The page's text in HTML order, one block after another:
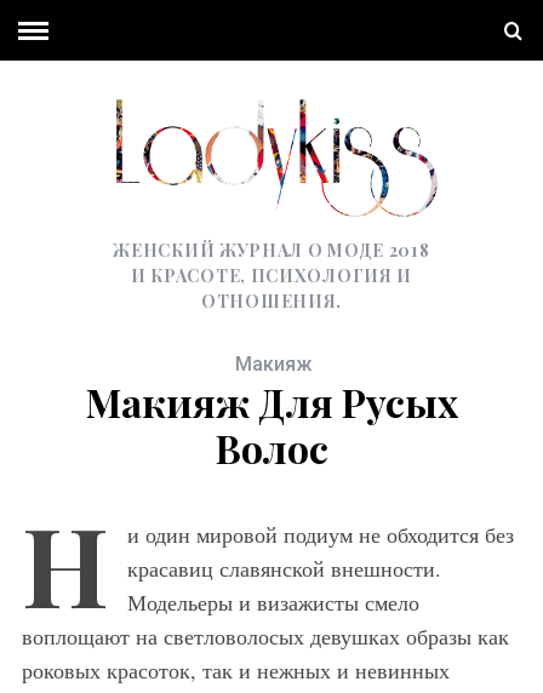
ЖЕНСКИЙ ЖУРНАЛ О МОДЕ 2018
И КРАСОТЕ, ПСИХОЛОГИЯ И
ОТНОШЕНИЯ.
Макияж
Макияж Для Русых
Волос
Н
и один мировой подиум не обходится без
красавиц славянской внешности.
Модельеры и визажисты смело
воплощают на светловолосых девушках образы как
роковых красоток, так и нежных и невинных